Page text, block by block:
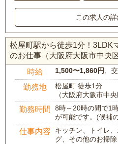
この求人の
松屋町駅から徒歩1分！3LDK
のお仕事（大阪府大阪市中央区
時給 1,500〜1,860円、
勤務地
松屋町 徒歩1分
（大阪府大阪市中央
勤務時間
8時～20時の間で1
が可能です。(候補
仕事内容
キッチン、トイレ
グ、その他のお掃除